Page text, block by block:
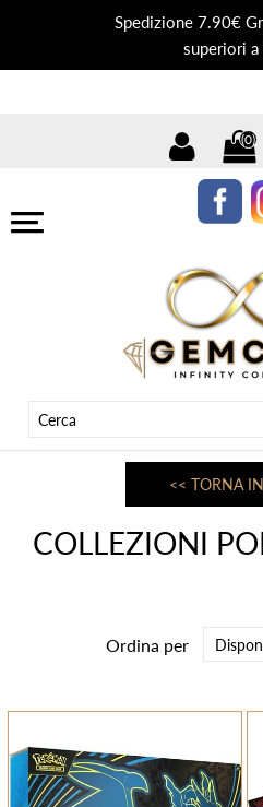
Spedizione 7.90€
superiori
(0)
<< TORNA
COLLEZIONI
Ordina per